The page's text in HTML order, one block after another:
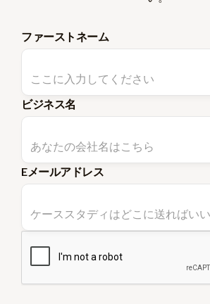
ファーストネーム
ビジネス名
Eメールアドレス